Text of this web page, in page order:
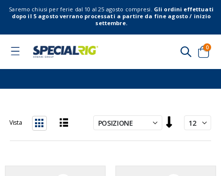
Saremo chiusi per ferie dal 10 al 25 agosto compresi. Gli ordini effettuati
dopo il 5 agosto verrano processati a partire da fine agosto / inizio
settembre.
Toggle
Cart
0
la
direzione
Vista